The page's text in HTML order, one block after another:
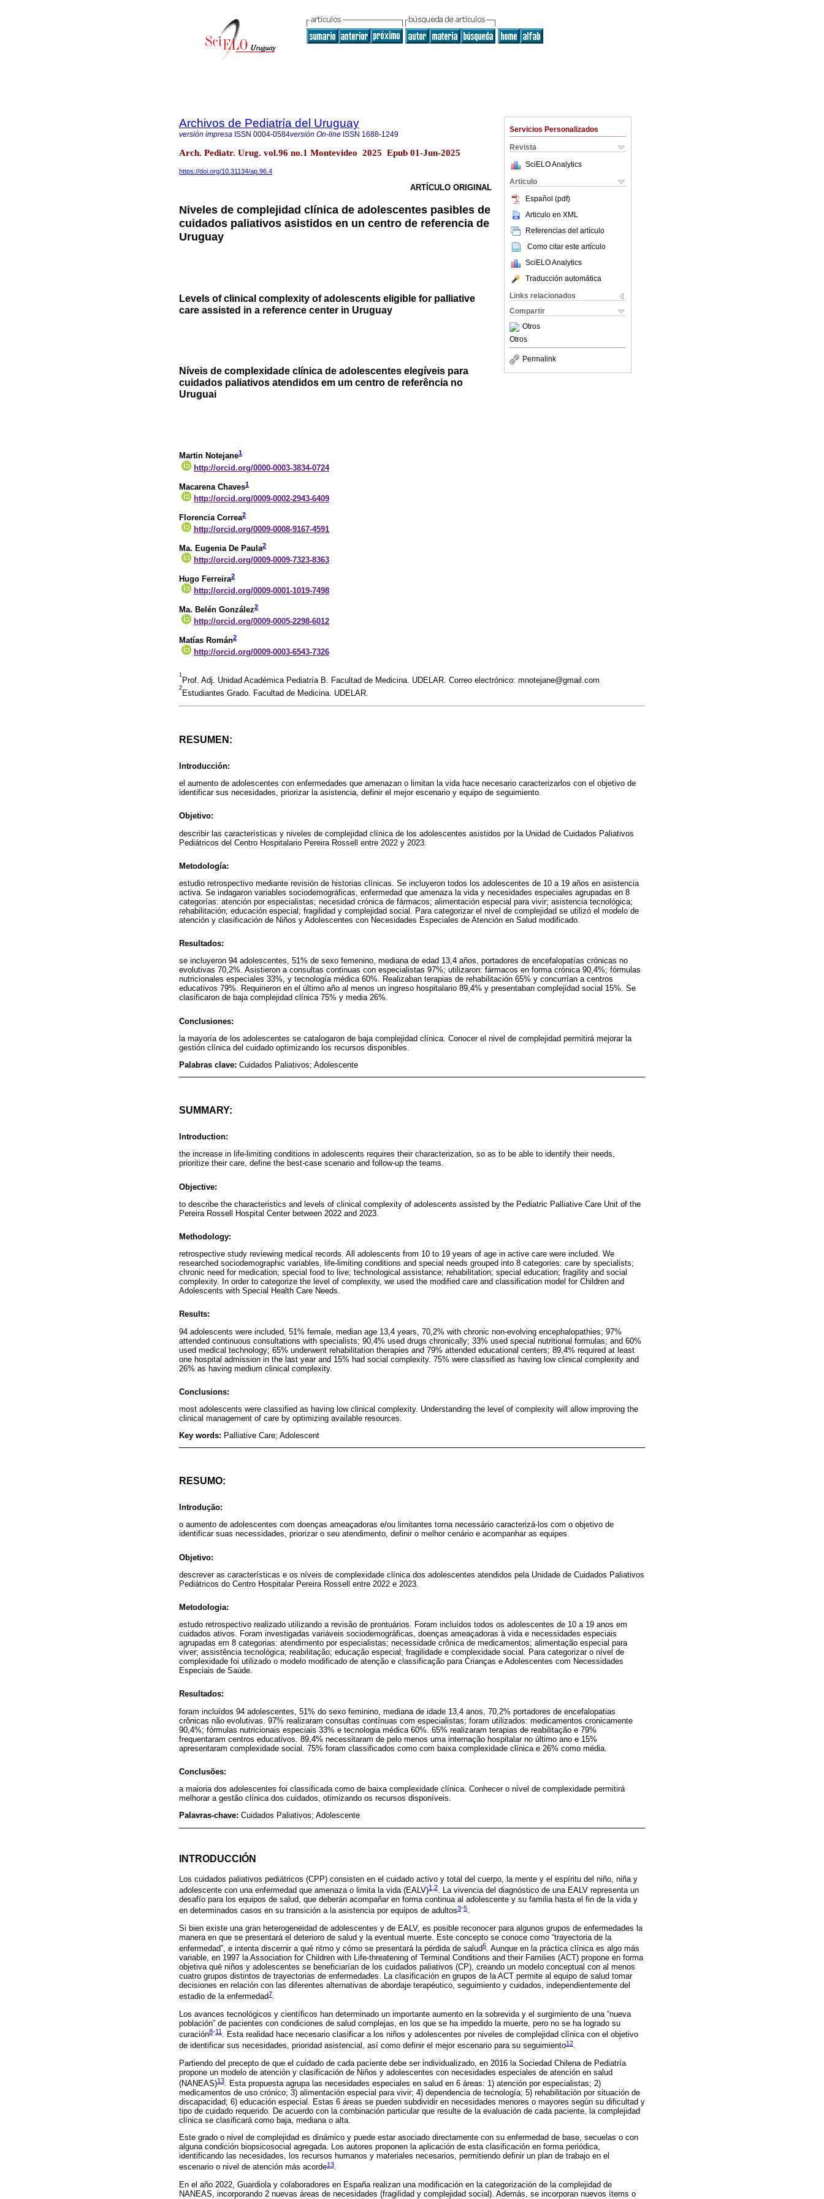
Servicios Personalizados
Revista
SciELO Analytics
Articulo
Español (pdf)
Articulo en XML
Referencias del artículo
Como citar este artículo
SciELO Analytics
Traducción automática
Links relacionados
Compartir
Otros
Otros
Permalink
Archivos de Pediatría del Uruguay
versión impresa ISSN 0004-0584versión On-line ISSN 1688-1249
Arch. Pediatr. Urug. vol.96 no.1 Montevideo 2025 Epub 01-Jun-2025
https://doi.org/10.31134/ap.96.4
ARTÍCULO ORIGINAL
Niveles de complejidad clínica de adolescentes pasibles de
cuidados paliativos asistidos en un centro de referencia de
Uruguay
Levels of clinical complexity of adolescents eligible for palliative
care assisted in a reference center in Uruguay
Níveis de complexidade clínica de adolescentes elegíveis para
cuidados paliativos atendidos em um centro de referência no
Uruguai
Martin Notejane1
http://orcid.org/0000-0003-3834-0724
Macarena Chaves1
http://orcid.org/0009-0002-2943-6409
Florencia Correa2
http://orcid.org/0009-0008-9167-4591
Ma. Eugenia De Paula2
http://orcid.org/0009-0009-7323-8363
Hugo Ferreira2
http://orcid.org/0009-0001-1019-7498
Ma. Belén González2
http://orcid.org/0009-0005-2298-6012
Matías Román2
http://orcid.org/0009-0003-6543-7326
1
Prof. Adj. Unidad Académica Pediatría B. Facultad de Medicina. UDELAR. Correo electrónico: mnotejane@gmail.com
2
Estudiantes Grado. Facultad de Medicina. UDELAR.
RESUMEN:
Introducción:
el aumento de adolescentes con enfermedades que amenazan o limitan la vida hace necesario caracterizarlos con el objetivo de
identificar sus necesidades, priorizar la asistencia, definir el mejor escenario y equipo de seguimiento.
Objetivo:
describir las características y niveles de complejidad clínica de los adolescentes asistidos por la Unidad de Cuidados Paliativos
Pediátricos del Centro Hospitalario Pereira Rossell entre 2022 y 2023.
Metodología:
estudio retrospectivo mediante revisión de historias clínicas. Se incluyeron todos los adolescentes de 10 a 19 años en asistencia
activa. Se indagaron variables sociodemográficas, enfermedad que amenaza la vida y necesidades especiales agrupadas en 8
categorías: atención por especialistas; necesidad crónica de fármacos; alimentación especial para vivir; asistencia tecnológica;
rehabilitación; educación especial; fragilidad y complejidad social. Para categorizar el nivel de complejidad se utilizó el modelo de
atención y clasificación de Niños y Adolescentes con Necesidades Especiales de Atención en Salud modificado.
Resultados:
se incluyeron 94 adolescentes, 51% de sexo femenino, mediana de edad 13,4 años, portadores de encefalopatías crónicas no
evolutivas 70,2%. Asistieron a consultas continuas con especialistas 97%; utilizaron: fármacos en forma crónica 90,4%; fórmulas
nutricionales especiales 33%, y tecnología médica 60%. Realizaban terapias de rehabilitación 65% y concurrían a centros
educativos 79%. Requirieron en el último año al menos un ingreso hospitalario 89,4% y presentaban complejidad social 15%. Se
clasificaron de baja complejidad clínica 75% y media 26%.
Conclusiones:
la mayoría de los adolescentes se catalogaron de baja complejidad clínica. Conocer el nivel de complejidad permitirá mejorar la
gestión clínica del cuidado optimizando los recursos disponibles.
Palabras clave: Cuidados Paliativos; Adolescente
SUMMARY:
Introduction:
the increase in life-limiting conditions in adolescents requires their characterization, so as to be able to identify their needs,
prioritize their care, define the best-case scenario and follow-up the teams.
Objective:
to describe the characteristics and levels of clinical complexity of adolescents assisted by the Pediatric Palliative Care Unit of the
Pereira Rossell Hospital Center between 2022 and 2023.
Methodology:
retrospective study reviewing medical records. All adolescents from 10 to 19 years of age in active care were included. We
researched sociodemographic variables, life-limiting conditions and special needs grouped into 8 categories: care by specialists;
chronic need for medication; special food to live; technological assistance; rehabilitation; special education; fragility and social
complexity. In order to categorize the level of complexity, we used the modified care and classification model for Children and
Adolescents with Special Health Care Needs.
Results:
94 adolescents were included, 51% female, median age 13,4 years, 70,2% with chronic non-evolving encephalopathies; 97%
attended continuous consultations with specialists; 90,4% used drugs chronically; 33% used special nutritional formulas; and 60%
used medical technology; 65% underwent rehabilitation therapies and 79% attended educational centers; 89,4% required at least
one hospital admission in the last year and 15% had social complexity. 75% were classified as having low clinical complexity and
26% as having medium clinical complexity.
Conclusions:
most adolescents were classified as having low clinical complexity. Understanding the level of complexity will allow improving the
clinical management of care by optimizing available resources.
Key words: Palliative Care; Adolescent
RESUMO:
Introdução:
o aumento de adolescentes com doenças ameaçadoras e/ou limitantes torna necessário caracterizá-los com o objetivo de
identificar suas necessidades, priorizar o seu atendimento, definir o melhor cenário e acompanhar as equipes.
Objetivo:
descrever as características e os níveis de complexidade clínica dos adolescentes atendidos pela Unidade de Cuidados Paliativos
Pediátricos do Centro Hospitalar Pereira Rossell entre 2022 e 2023.
Metodologia:
estudo retrospectivo realizado utilizando a revisão de prontuários. Foram incluídos todos os adolescentes de 10 a 19 anos em
cuidados ativos. Foram investigadas variáveis sociodemográficas, doenças ameaçadoras à vida e necessidades especiais
agrupadas em 8 categorias: atendimento por especialistas; necessidade crônica de medicamentos; alimentação especial para
viver; assistência tecnológica; reabilitação; educação especial; fragilidade e complexidade social. Para categorizar o nível de
complexidade foi utilizado o modelo modificado de atenção e classificação para Crianças e Adolescentes com Necessidades
Especiais de Saúde.
Resultados:
foram incluídos 94 adolescentes, 51% do sexo feminino, mediana de idade 13,4 anos, 70,2% portadores de encefalopatias
crônicas não evolutivas. 97% realizaram consultas contínuas com especialistas; foram utilizados: medicamentos cronicamente
90,4%; fórmulas nutricionais especiais 33% e tecnologia médica 60%. 65% realizaram terapias de reabilitação e 79%
frequentaram centros educativos. 89,4% necessitaram de pelo menos uma internação hospitalar no último ano e 15%
apresentaram complexidade social. 75% foram classificados como com baixa complexidade clínica e 26% como média.
Conclusões:
a maioria dos adolescentes foi classificada como de baixa complexidade clínica. Conhecer o nível de complexidade permitirá
melhorar a gestão clínica dos cuidados, otimizando os recursos disponíveis.
Palavras-chave: Cuidados Paliativos; Adolescente
INTRODUCCIÓN
Los cuidados paliativos pediátricos (CPP) consisten en el cuidado activo y total del cuerpo, la mente y el espíritu del niño, niña y
adolescente con una enfermedad que amenaza o limita la vida (EALV)1 2. La vivencia del diagnóstico de una EALV representa un
desafío para los equipos de salud, que deberán acompañar en forma continua al adolescente y su familia hasta el fin de la vida y
en determinados casos en su transición a la asistencia por equipos de adultos3-5.
Si bien existe una gran heterogeneidad de adolescentes y de EALV, es posible reconocer para algunos grupos de enfermedades la
manera en que se presentará el deterioro de salud y la eventual muerte. Este concepto se conoce como “trayectoria de la
enfermedad”, e intenta discernir a qué ritmo y cómo se presentará la pérdida de salud6. Aunque en la práctica clínica es algo más
variable, en 1997 la Association for Children with Life-threatening of Terminal Conditions and their Families (ACT) propone en forma
objetiva qué niños y adolescentes se beneficiarían de los cuidados paliativos (CP), creando un modelo conceptual con al menos
cuatro grupos distintos de trayectorias de enfermedades. La clasificación en grupos de la ACT permite al equipo de salud tomar
decisiones en relación con las diferentes alternativas de abordaje terapéutico, seguimiento y cuidados, independientemente del
estadio de la enfermedad7.
Los avances tecnológicos y científicos han determinado un importante aumento en la sobrevida y el surgimiento de una “nueva
población” de pacientes con condiciones de salud complejas, en los que se ha impedido la muerte, pero no se ha logrado su
curación8-11 . Esta realidad hace necesario clasificar a los niños y adolescentes por niveles de complejidad clínica con el objetivo
de identificar sus necesidades, prioridad asistencial, así como definir el mejor escenario para su seguimiento12.
Partiendo del precepto de que el cuidado de cada paciente debe ser individualizado, en 2016 la Sociedad Chilena de Pediatría
propone un modelo de atención y clasificación de Niños y adolescentes con necesidades especiales de atención en salud
(NANEAS)13. Esta propuesta agrupa las necesidades especiales en salud en 6 áreas: 1) atención por especialistas; 2)
medicamentos de uso crónico; 3) alimentación especial para vivir; 4) dependencia de tecnología; 5) rehabilitación por situación de
discapacidad; 6) educación especial. Estas 6 áreas se pueden subdividir en necesidades menores o mayores según su dificultad y
tipo de cuidado requerido. De acuerdo con la combinación particular que resulte de la evaluación de cada paciente, la complejidad
clínica se clasificará como baja, mediana o alta.
Este grado o nivel de complejidad es dinámico y puede estar asociado directamente con su enfermedad de base, secuelas o con
alguna condición biopsicosocial agregada. Los autores proponen la aplicación de esta clasificación en forma periódica,
identificando las necesidades, los recursos humanos y materiales necesarios, permitiendo definir un plan de trabajo en el
escenario o nivel de atención más acorde13.
En el año 2022, Guardiola y colaboradores en España realizan una modificación en la categorización de la complejidad de
NANEAS, incorporando 2 nuevas áreas de necesidades (fragilidad y complejidad social). Además, se incorporan nuevos ítems o